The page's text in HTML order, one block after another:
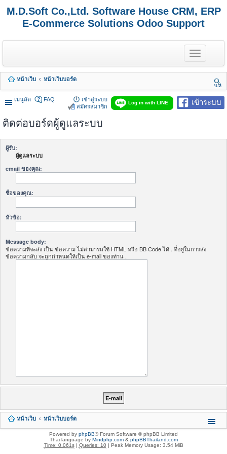
M.D.Soft Co.,Ltd. Software House CRM, ERP
E-Commerce Solutions Odoo Support
T
o
g
e
n
a
หน้าเว็บ
หน้าเว็บบอร์ด
นห
า
เมนูลัด
เข้าระบบ
Log in with LINE
FAQ
เข้าสู่ระบบ
สมัครสมาชิก
ติดต่อบอร์ดผู้ดูแลระบบ
ผู้รับ:
ผู้ดูแลระบบ
email ของคุณ:
ชื่อของคุณ:
หัวข้อ:
Message body:
ข้อความที่จะส่ง เป็น ข้อความ ไม่สามารถใช้ HTML หรือ BB Code ได้ . ที่อยู่ในการส่ง
ข้อความกลับ จะถูกกำหนดให้เป็น e-mail ของท่าน .
หน้าเว็บ หน้าเว็บบอร์ด
Powered by phpBB® Forum Software © phpBB Limited
Thai language by Mindphp.com& phpBBThailand.com
Time: 0.061s| Queries: 10| Peak Memory Usage: 3.54 MiB